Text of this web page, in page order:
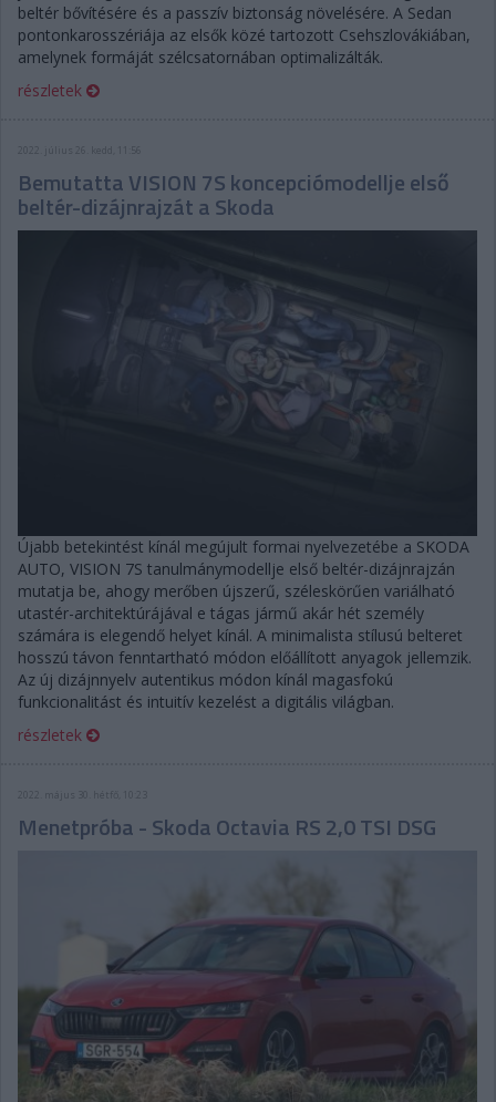
beltér bővítésére és a passzív biztonság növelésére. A Sedan
pontonkarosszériája az elsők közé tartozott Csehszlovákiában,
amelynek formáját szélcsatornában optimalizálták.
részletek
Bemutatta VISION 7S koncepciómodellje első
beltér-dizájnrajzát a Skoda
Újabb betekintést kínál megújult formai nyelvezetébe a SKODA
AUTO, VISION 7S tanulmánymodellje első beltér-dizájnrajzán
mutatja be, ahogy merőben újszerű, széleskörűen variálható
utastér-architektúrájával e tágas jármű akár hét személy
számára is elegendő helyet kínál. A minimalista stílusú belteret
hosszú távon fenntartható módon előállított anyagok jellemzik.
Az új dizájnnyelv autentikus módon kínál magasfokú
funkcionalitást és intuitív kezelést a digitális világban.
részletek
2022. május 30. hétfő, 10:23
Menetpróba - Skoda Octavia RS 2,0 TSI DSG